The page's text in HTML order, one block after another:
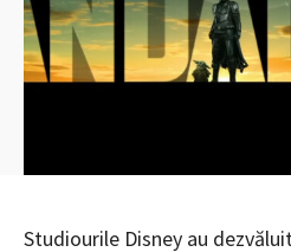
Studiourile Disney au